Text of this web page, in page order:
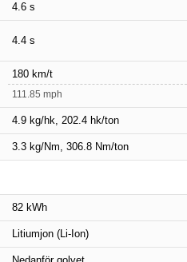
4.6 s
4.4 s
180 km/t
111.85 mph
4.9 kg/hk, 202.4 hk/ton
3.3 kg/Nm, 306.8 Nm/ton
82 kWh
Litiumjon (Li-Ion)